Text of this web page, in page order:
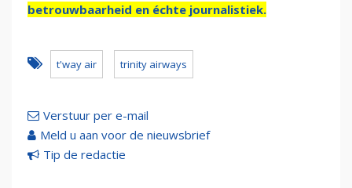
betrouwbaarheid en échte journalistiek.
t'way air trinity airways
Verstuur per e-mail
Meld u aan voor de nieuwsbrief
Tip de redactie